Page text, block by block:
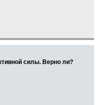
силы. Верно ли?